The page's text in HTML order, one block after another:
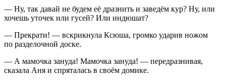
— Ну, так давай не будем её дразнить и заведём кур? Ну, или
хочешь уточек или гусей? Или индюшат?
— Прекрати! — вскрикнула Ксюша, громко ударив ножом
по разделочной доске.
— А мамочка зануда! Мамочка зануда! — передразнивая,
сказала Аня и спряталась в своём домике.